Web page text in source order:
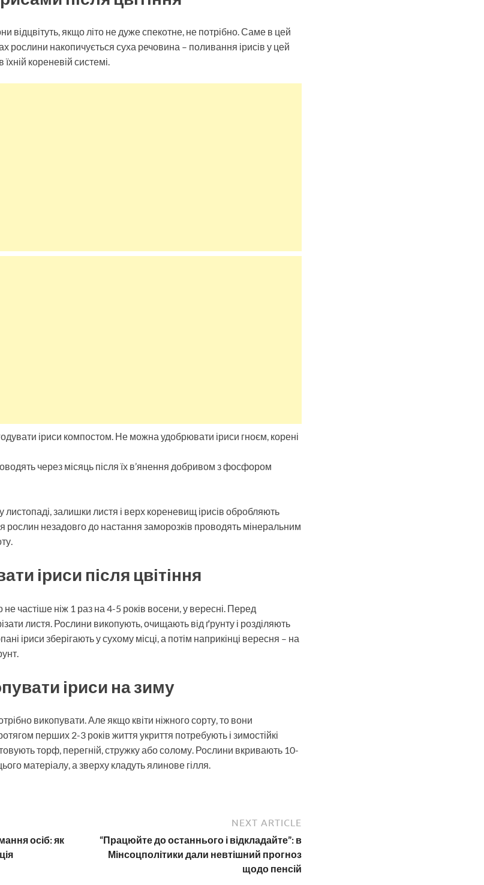
відцвітуть, якщо літо не дуже спекотне, не потрібно. Саме в цей
рослини накопичується суха речовина – поливання ірисів у цей
кореневій системі.
іриси компостом. Не можна удобрювати іриси гноєм, корені
через місяць після їх в’янення добривом з фосфором
листопаді, залишки листя і верх кореневищ ірисів обробляють
рослин незадовго до настання заморозків проводять мінеральним
іриси після цвітіння
частіше ніж 1 раз на 4-5 років восени, у вересні. Перед
листя. Рослини викопують, очищають від ґрунту і розділяють
іриси зберігають у сухому місці, а потім наприкінці вересня – на
іриси на зиму
викопувати. Але якщо квіти ніжного сорту, то вони
перших 2-3 років життя укриття потребують і зимостійкі
торф, перегній, стружку або солому. Рослини вкривають 10-
матеріалу, а зверху кладуть ялинове гілля.
осіб: як
NEXT ARTICLE
“Працюйте до останнього і відкладайте”: в
Мінсоцполітики дали невтішний прогноз
щодо пенсій